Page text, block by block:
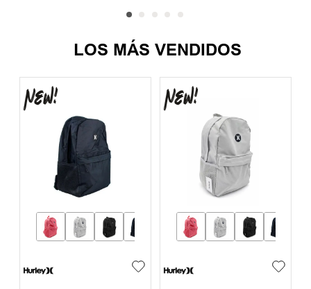
LOS MÁS VENDIDOS